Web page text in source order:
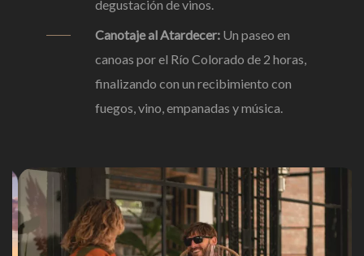
degustación de vinos.
Canotaje al Atardecer:Un paseo en
canoas por el Río Colorado de 2 horas,
finalizando con un recibimiento con
fuegos, vino, empanadas y música.